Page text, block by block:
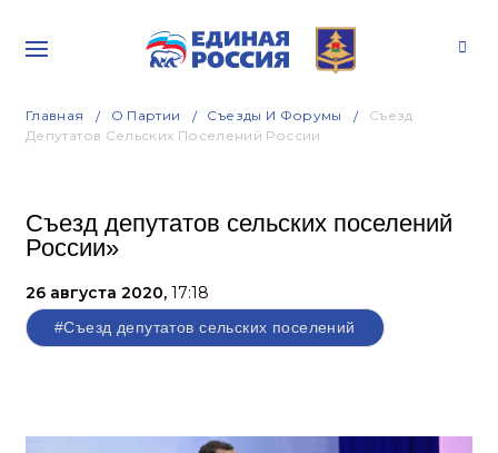
Главная О Партии Съезды И Форумы
Съезд
Депутатов Сельских Поселений России
Съезд депутатов сельских поселений
России»
26 августа 2020, 17:18
#Съезд депутатов сельских поселений